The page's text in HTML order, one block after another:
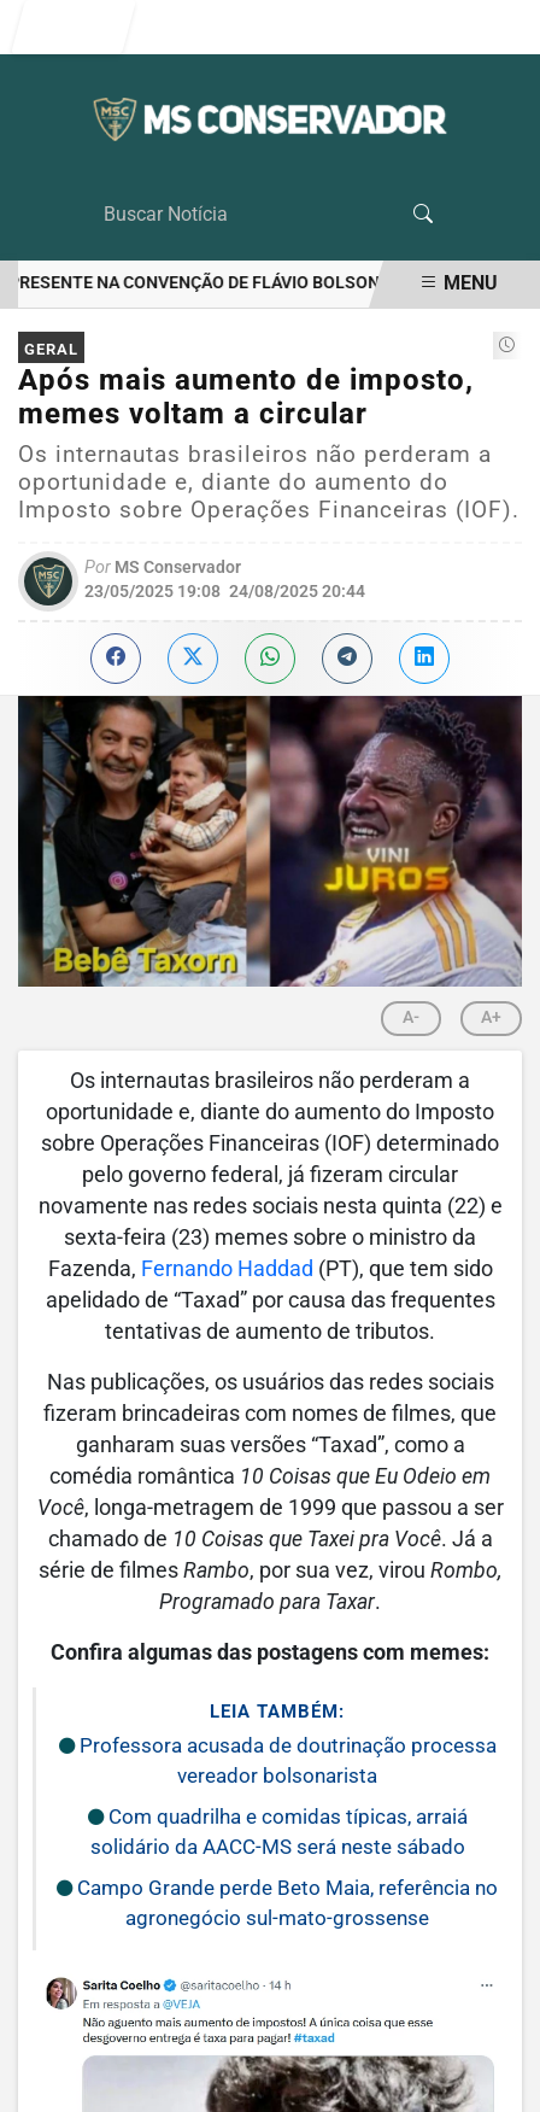
NA CONVENÇÃO DE FLÁVIO BOLSONARO RIEDEL
EM ALTA
MENU
GERAL
Após mais aumento de imposto,
memes voltam a circular
Os internautas brasileiros não perderam a
oportunidade e, diante do aumento do
Imposto sobre Operações Financeiras (IOF).
Por MS Conservador
23/05/2025 19:08 24/08/2025 20:44
A- A+
Os internautas brasileiros não perderam a
oportunidade e, diante do aumento do Imposto
sobre Operações Financeiras (IOF) determinado
pelo governo federal, já fizeram circular
novamente nas redes sociais nesta quinta (22) e
sexta-feira (23) memes sobre o ministro da
Fazenda, Fernando Haddad (PT), que tem sido
apelidado de “Taxad” por causa das frequentes
tentativas de aumento de tributos.
Nas publicações, os usuários das redes sociais
fizeram brincadeiras com nomes de filmes, que
ganharam suas versões “Taxad”, como a
comédia romântica 10 Coisas que Eu Odeio em
Você, longa-metragem de 1999 que passou a ser
chamado de 10 Coisas que Taxei pra Você. Já a
série de filmes Rambo, por sua vez, virou Rombo,
Programado para Taxar.
Confira algumas das postagens com memes:
LEIA TAMBÉM:
Professora acusada de doutrinação processa
vereador bolsonarista
Com quadrilha e comidas típicas, arraiá
solidário da AACC-MS será neste sábado
Campo Grande perde Beto Maia, referência no
agronegócio sul-mato-grossense